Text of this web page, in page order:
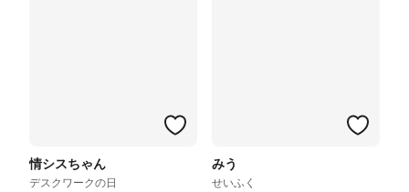
情シスちゃん
デスクワークの日
みう
せいふく